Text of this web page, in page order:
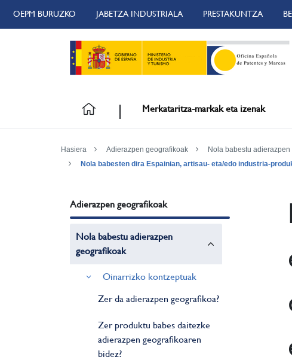
OEPM BURUZKO JABETZA INDUSTRIALA PRESTAKUNTZA
Merkataritza-markak eta izenak
Hasiera Adierazpen geografikoak Nola babestu
Nola babesten dira Espainian, artisau- eta/edo industria-
Adierazpen geografikoak
Nola babestu adierazpen
geografikoak
Oinarrizko kontzeptuak
Zer da adierazpen geografikoa?
Zer produktu babes daitezke
adierazpen geografikoaren
bidez?